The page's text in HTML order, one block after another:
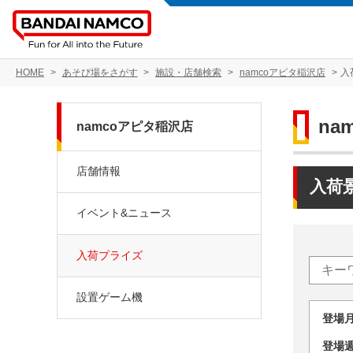
HOME あそび場をさがす 施設・店舗検索 namcoアピタ稲沢店 入
入荷
登
登
namcoアピタ稲沢店
店舗情報
イベント&ニュース
入荷プライズ
設置ゲーム機